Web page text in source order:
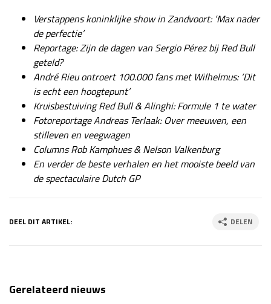
Verstappens koninklijke show in Zandvoort: ‘Max nader
de perfectie’
Reportage: Zijn de dagen van Sergio Pérez bij Red Bull
geteld?
André Rieu ontroert 100.000 fans met Wilhelmus: ‘Dit
is echt een hoogtepunt’
Kruisbestuiving Red Bull & Alinghi: Formule 1 te water
Fotoreportage Andreas Terlaak: Over meeuwen, een
stilleven en veegwagen
Columns Rob Kamphues & Nelson Valkenburg
En verder de beste verhalen en het mooiste beeld van
de spectaculaire Dutch GP
DEEL DIT ARTIKEL: DELEN
Gerelateerd nieuws